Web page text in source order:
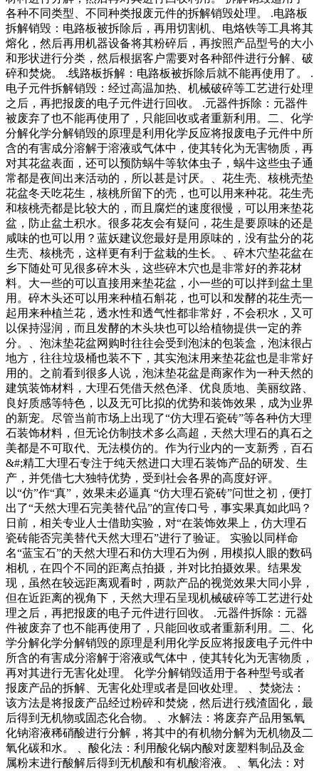
各种不同类型、不同种类报废元件的拆解销毁处理。 .电路板
拆解销毁：电路板被拆除后，再用切割机、电烙铁等工具将其
熔化，然后再用机器设备将其粉碎后，再按照产品型号的大小
和形状进行分类，然后根据客户需要对各种部件进行分解、破
碎和焚烧。 .线路板拆解：电路板被拆除后就不能再使用了。 .
电子元件拆解销毁：经过高温加热、机械破碎等工艺进行处理
之后，再把报废的电子元件进行回收。 .元器件拆除：元器件
被废弃了也不能再使用了，只能回收或者重新利用。二、化学
分解化学分解销毁的原理是利用化学反应将报废电子元件中所
含的有害成分溶解于溶液或气体中，使其转化为无害物质，再
对其花盆表面，还可以预防蜗牛等软体虫子，蜗牛这些虫子通
常都是夜间出来活动的，所以甚是讨厌。、花生壳、核桃壳垫
花盆冬天吃花生，核桃所留下的壳，也可以用来种花。花生壳
和核桃壳都是比较大的，而且腐烂的速度很慢，可以用来垫花
盆，防止盆土积水。很多花友会有疑问，花生是要原味的还是
咸味的也可以用？蓝妖建议您最好是用原味的，没有盐分的花
生壳、核桃壳，这样更有利于盆栽的生长。、碎木穴垫花盆在
乡下随处可见很多碎木头，这些碎木穴也是非常好的养花材
料。大一些的可以直接用来垫花盆，小一些的可以拌到盆土里
用。碎木头还可以用来种植石斛花，也可以和发酵的花生壳一
起用来种植兰花，透水性和透气性都非常好，不会积水，又可
以保持湿润，而且发酵的木头块也可以给植物提供一定的养
分。、泡沫垫花盆网购时往往会受到泡沫的包装盒，泡沫很占
地方，往往垃圾桶也装不下，其实泡沫用来垫花盆也是非常好
用的。之前看到很多人说，泡沫垫花盆是商家作为一种天然的
建筑装饰材料，大理石凭借天然色泽、优良质地、美丽纹路、
良好质感等特色，以及无可比拟的优势和装饰效果，成为业界
的新宠。尽管当前市场上出现了“仿大理石瓷砖”等各种仿大理
石装饰材料，但无论仿制技术多么高超，天然大理石的真石之
美都是不可取代、无法模仿的。作为行业内的一支新秀，百石
&#;精工大理石专注于纯天然进口大理石装饰产品的研发、生
产，并凭借七大独特优势，受到社会各界的高度好评。
以“仿”作“真”，效果未必逼真 “仿大理石瓷砖”问世之初，便打
出了“天然大理石完美替代品”的宣传口号，事实果真如此吗？
日前，相关专业人士借助实验，对“在装饰效果上，仿大理石
瓷砖能否完美替代天然大理石”进行了验证。 实验以同样命
名“蓝宝石”的天然大理石和仿大理石为例，用模拟人眼的数码
相机，在四个不同的距离点拍摄，并对比拍摄效果。结果发
现，虽然在较远距离观看时，两款产品的视觉效果大同小异，
但在近距离的视角下，天然大理石呈现机械破碎等工艺进行处
理之后，再把报废的电子元件进行回收。 .元器件拆除：元器
件被废弃了也不能再使用了，只能回收或者重新利用。二、化
学分解化学分解销毁的原理是利用化学反应将报废电子元件中
所含的有害成分溶解于溶液或气体中，使其转化为无害物质，
再对其进行无害化处理。 化学分解销毁适用于各种型号或者
报废产品的拆解、无害化处理或者是回收处理。 、焚烧法：
该方法是将报废产品经过粉碎和焚烧，然后进行残渣固化，最
后得到无机物或固态化合物。 、水解法：将废弃产品用氢氧
化钠溶液稀硝酸进行分解，将其中的有机物分解为无机物及二
氧化碳和水。 、酸化法：利用酸化锅内酸对废塑料制品及金
属粉末进行酸解后得到无机酸和有机酸溶液。 、氧化法：对